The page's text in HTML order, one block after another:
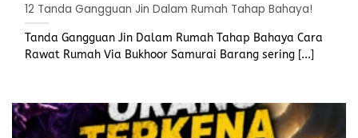
12 Tanda Gangguan Jin Dalam Rumah Tahap Bahaya!
Tanda Gangguan Jin Dalam Rumah Tahap Bahaya Cara
Rawat Rumah Via Bukhoor Samurai Barang sering [...]